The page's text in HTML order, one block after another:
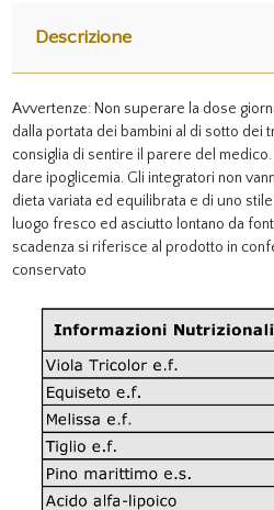
Descrizione
Avvertenze: Non superare la dose
dalla portata dei bambini al di sotto dei
consiglia di sentire il parere del
dare ipoglicemia. Gli integratori non
dieta variata ed equilibrata e di uno
luogo fresco ed asciutto lontano da
scadenza si riferisce al prodotto in
conservato